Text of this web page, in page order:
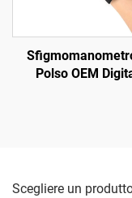
Polso OEM
Scegliere un